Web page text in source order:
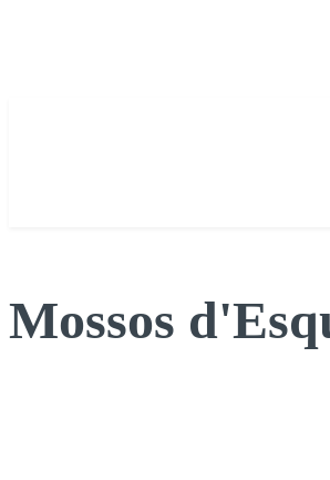
Mossos